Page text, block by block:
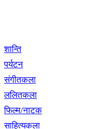
शान्ति
पर्यटन
संगीतकला
ललितकला
फिल्म/नाटक
साहित्यकला